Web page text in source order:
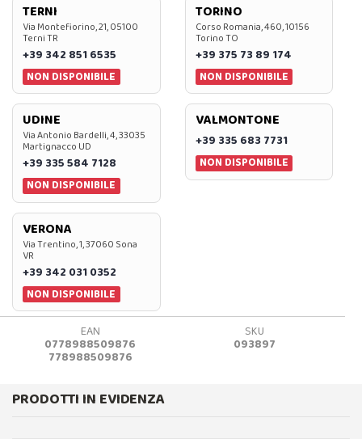
TERNI
Via Montefiorino, 21, 05100
Terni TR
+39 342 851 6535
NON DISPONIBILE
TORINO
Corso Romania, 460, 10156
Torino TO
+39 375 73 89 174
NON DISPONIBILE
UDINE
Via Antonio Bardelli, 4, 33035
Martignacco UD
+39 335 584 7128
NON DISPONIBILE
VALMONTONE
+39 335 683 7731
NON DISPONIBILE
VERONA
Via Trentino, 1, 37060 Sona
VR
+39 342 031 0352
NON DISPONIBILE
EAN
0778988509876
778988509876
SKU
093897
PRODOTTI IN EVIDENZA